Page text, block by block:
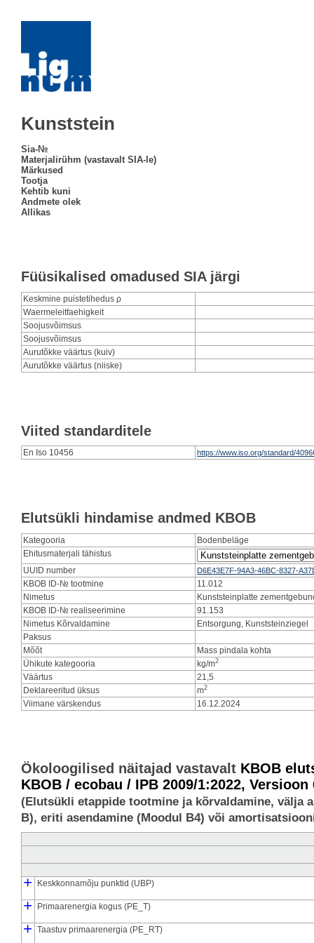
Kunststein
Sia-№
Materjalirühm (vastavalt SIA-le)
Märkused
Tootja
Kehtib kuni
Andmete olek
Allikas
Füüsikalised omadused SIA järgi
Keskmine puistetihedus ρ
Waermeleitfaehigkeit
Soojusvõimsus
Soojusvõimsus
Aurutõkke väärtus (kuiv)
Aurutõkke väärtus (niiske)
Viited standarditele
En Iso 10456 https://www.iso.org/standard/
Elutsükli hindamise andmed KBOB
Kategooria
Bodenbeläge
Ehitusmaterjali tähistus
UUID number
D6E43E7F-94A3-46BC-8327-
KBOB ID-№ tootmine
11.012
Nimetus
Kunststeinplatte
KBOB ID-№ realiseerimine
91.153
Nimetus Kõrvaldamine
Entsorgung, Kunststeinziegel
Paksus
Mõõt
Mass pindala kohta
Ühikute kategooria
kg/m2
Väärtus
21,5
Deklareeritud üksus
m2
Viimane värskendus 16.12.2024
Ökoloogilised näitajad vastavalt KBOB
KBOB / ecobau / IPB 2009/1:2022, Versioon
(Elutsükli etappide tootmine ja kõrvaldamine, välja
B), eriti asendamine (Moodul B4) või
+ Keskkonnamõju punktid (UBP)
┣ Tootmise keskkonnamõjud (UBP_pro)
┗ Kõrvaldamise keskkonnamõjud (UBP_dis)
+ Primaarenergia kogus (PE_T)
┣ Tootmise esmane energia (PE_pro)
┃ ┣ Primaarenergia tootmine, energeetiliselt tarbitud (PE_E_pro)
┃ ┗ Primaarenergia tootmine, materjaliga seotud (PE_M_pro)
┗ Primaarenergia kõrvaldamisest (PE_dis)
+ Taastuv primaarenergia (PE_RT)